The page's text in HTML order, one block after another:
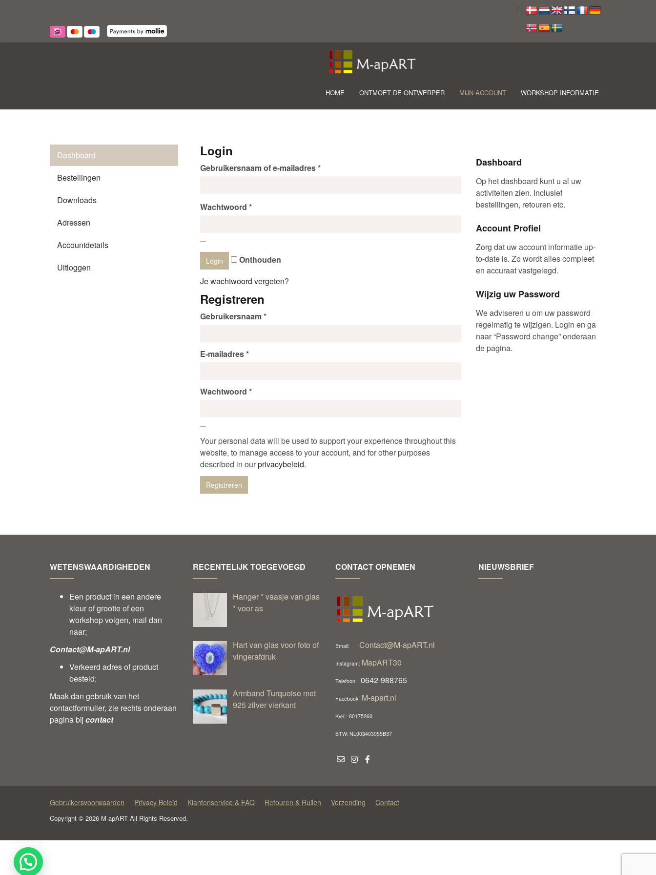
HOME ONTMOET DE ONTWERPER MIJN ACCOUNT WORKSHOP INFORMATIE
Dashboard
Bestellingen
Downloads
Adressen
Accountdetails
Uitloggen
Login
Gebruikersnaam of e-mailadres*
Wachtwoord *
Onthouden
Je wachtwoord vergeten?
Registreren
Gebruikersnaam*
E-mailadres*
Wachtwoord *
Your personal data will be used to support your experience throughout this
website, to manage access to your account, and for other purposes
described in ourprivacybeleid.
Dashboard
Op het dashboard kunt u al uw
activiteiten zien. Inclusief
bestellingen, retouren etc.
Account Profiel
Zorg dat uw account informatie up-
to-date is. Zo wordt alles compleet
en accuraat vastgelegd.
Wijzig uw Password
We adviseren u om uw password
regelmatig te wijzigen. Login en ga
naar “Password change” onderaan
de pagina.
WETENSWAARDIGHEDEN
Een product in een andere
kleur of grootte of een
workshop volgen, mail dan
naar;
Contact@M-apART.nl
Verkeerd adres of product
besteld;
Maak dan gebruik van het
contactformulier, zie rechts onderaan
pagina bij contact
RECENTELIJK TOEGEVOEGD
Hanger * vaasje van glas
* voor as
Hart van glas voor foto of
vingerafdruk
Armband Turquoise met
925 zilver vierkant
CONTACT OPNEMEN
Email: Contact@M-apART.nl
Instagram: MapART30
Telefoon: 0642-988765
Facebook: M-apart.nl
KvK : 80175260
BTW: NL003403055B37
NIEUWSBRIEF
Gebruikersvoorwaarden Privacy Beleid Klantenservice & FAQ Retouren & Ruilen Verzending Contact
Copyright © 2026 M-apART All Rights Reserved.